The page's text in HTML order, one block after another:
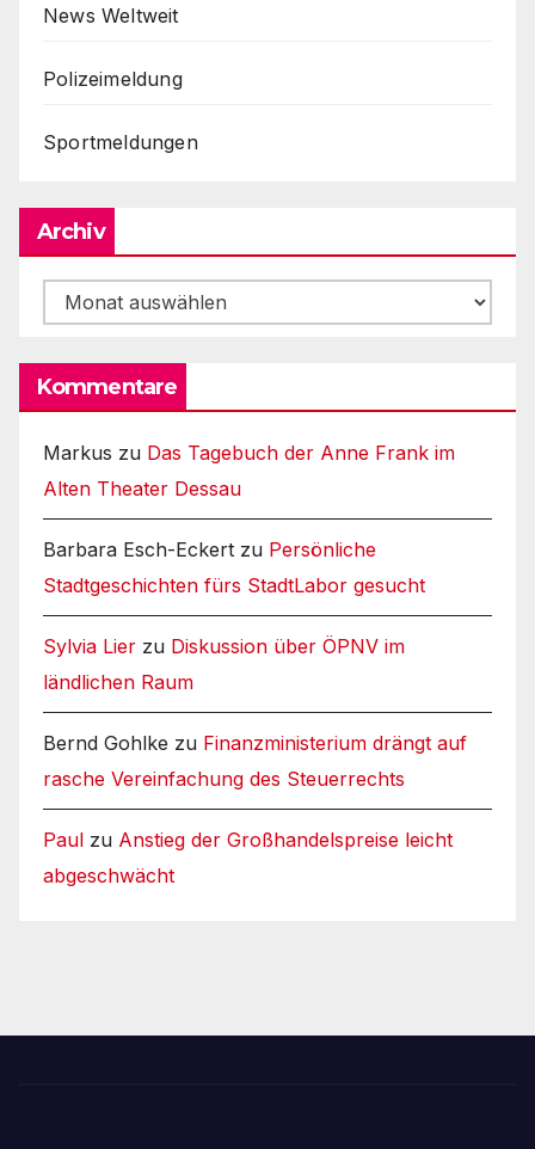
News Weltweit
Polizeimeldung
Sportmeldungen
Archiv
Archiv
Kommentare
Markus zu Das Tagebuch der Anne Frank im
Alten Theater Dessau
Barbara Esch-Eckert zu Persönliche
Stadtgeschichten fürs StadtLabor gesucht
Sylvia Lier zu Diskussion über ÖPNV im
ländlichen Raum
Bernd Gohlke zu Finanzministerium drängt auf
rasche Vereinfachung des Steuerrechts
Paul zu Anstieg der Großhandelspreise leicht
abgeschwächt